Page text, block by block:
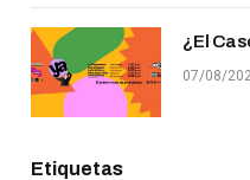
¿El
07/08/
Etiquetas